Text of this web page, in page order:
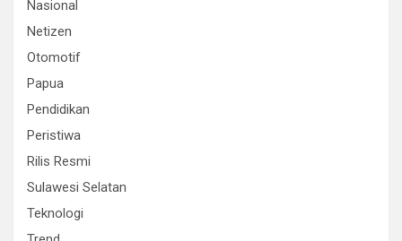
Nasional
Netizen
Otomotif
Papua
Pendidikan
Peristiwa
Rilis Resmi
Sulawesi Selatan
Teknologi